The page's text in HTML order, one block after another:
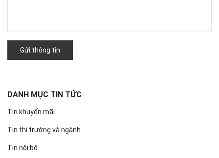
Gửi thông tin
DANH MỤC TIN TỨC
Tin khuyến mãi
Tin thị trường và ngành
Tin nội bộ